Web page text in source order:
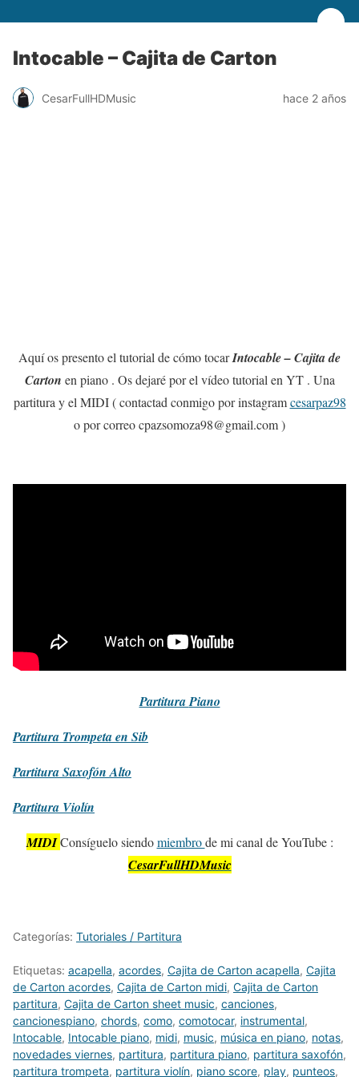
Intocable – Cajita de Carton
CesarFullHDMusic hace 2 años
Aquí os presento el tutorial de cómo tocarIntocable – Cajita de
Carton en piano . Os dejaré por el vídeo tutorial en YT . Una
partitura y el MIDI ( contactad conmigo por instagramcesarpaz98
o por correo cpazsomoza98@gmail.com )
PartituraPiano
Partitura Trompeta en Sib
PartituraSaxofón Alto
Partitura Violín
MIDI Consíguelo siendomiembrode mi canal de YouTube :
CesarFullHDMusic
Categorías: Tutoriales / Partitura
Etiquetas: acapella, acordes, Cajita de Carton acapella, Cajita
de Carton acordes, Cajita de Carton midi, Cajita de Carton
partitura, Cajita de Carton sheet music, canciones,
cancionespiano, chords, como, comotocar, instrumental,
Intocable, Intocable piano, midi, music, música en piano, notas,
novedades viernes, partitura, partitura piano, partitura saxofón,
partitura trompeta, partitura violín, piano score, play, punteos,